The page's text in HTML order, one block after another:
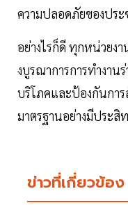
ความปลอดภัยของปร
อย่างไรก็ดี ทุกหน่วยง
งบูรณาการการทำงาน
บริโภคและป้องกันกา
มาตรฐานอย่างมีประ
ข่าวที่เกี่ยวข้อง